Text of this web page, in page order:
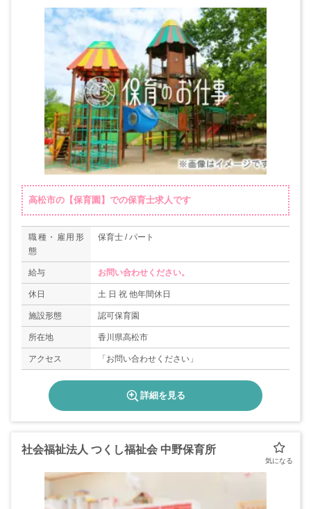
高松市の【保育園】での保育士求人です
職種・雇用形
態
保育士 / パート
給与 お問い合わせください。
休日 土 日 祝 他年間休日
施設形態 認可保育園
所在地 香川県高松市
アクセス 「お問い合わせください」
詳細を見る
社会福祉法人 つくし福祉会 中野保育所